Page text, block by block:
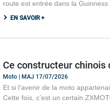
route est entrée dans la
EN SAVOIR +
Ce constructeur chinois
Moto | MAJ 17/07/2026
Et si l’avenir de la moto
Cette fois, c’est un certain